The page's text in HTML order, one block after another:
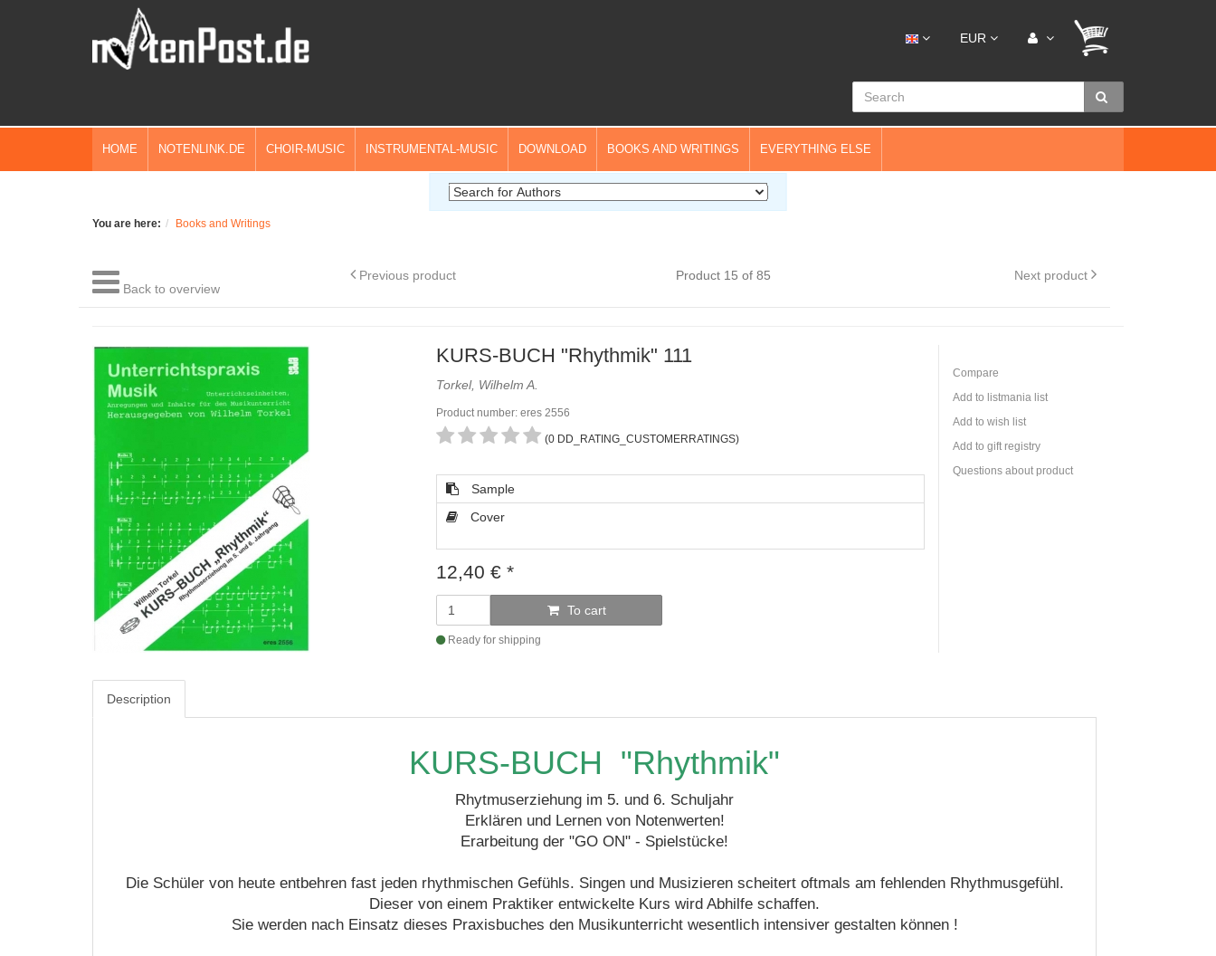
EUR
HOME NOTENLINK.DE CHOIR-MUSIC INSTRUMENTAL-MUSIC DOWNLOAD BOOKS AND WRITINGS EVERYTHING ELSE
You are here: Books and Writings
Back to overview
Previous product Product 15 of 85 Next product
KURS-BUCH "Rhythmik" 111
Torkel, Wilhelm A.
Product number: eres 2556
(0 DD_RATING_CUSTOMERRATINGS)
Sample
Cover
12,40 € *
To cart
Ready for shipping
Compare
Add to listmania list
Add to wish list
Add to gift registry
Questions about product
Description
KURS-BUCH "Rhythmik"
Rhytmuserziehung im 5. und 6. Schuljahr
Erklären und Lernen von Notenwerten!
Erarbeitung der "GO ON" - Spielstücke!
Die Schüler von heute entbehren fast jeden rhythmischen Gefühls. Singen und Musizieren scheitert oftmals am fehlenden Rhythmusgefühl.
Dieser von einem Praktiker entwickelte Kurs wird Abhilfe schaffen.
Sie werden nach Einsatz dieses Praxisbuches den Musikunterricht wesentlich intensiver gestalten können !